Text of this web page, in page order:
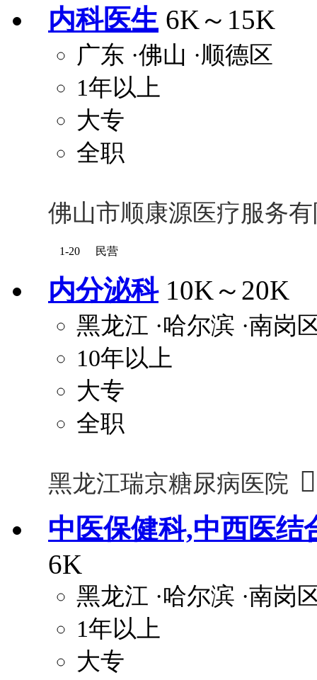
内科医生 6K～15K
广东 ·佛山 ·顺德区
1年以上
大专
全职
佛山市顺康源医疗服务
1-20 民营
内分泌科 10K～20K
黑龙江 ·哈尔滨 ·南岗
10年以上
大专
全职
黑龙江瑞京糖尿病医院 
中医保健科,中西医结
6K
黑龙江 ·哈尔滨 ·南岗
1年以上
大专